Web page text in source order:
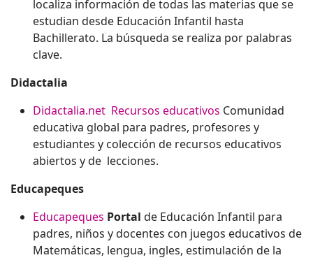
localiza información de todas las materias que se
estudian desde Educación Infantil hasta
Bachillerato. La búsqueda se realiza por palabras
clave.
Didactalia
Didactalia.net Recursos educativos Comunidad
educativa global para padres, profesores y
estudiantes y colección de recursos educativos
abiertos y de lecciones.
Educapeques
Educapeques Portal de Educación Infantil para
padres, niños y docentes con juegos educativos de
Matemáticas, lengua, ingles, estimulación de la